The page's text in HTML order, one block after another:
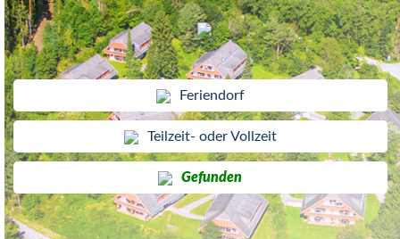
Feriendorf
Teilzeit- oder Vollzeit
Gefunden